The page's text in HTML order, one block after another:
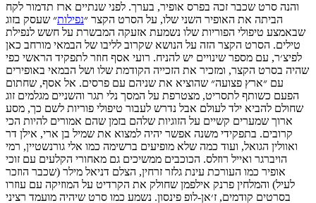
והנה סרט שכבר זכה בפרס אופיר, בערך. לפני שנתיים ארז תדמור לקח
הביתה את האופיר השני שלו, על הסרט הקצר ״נפילות״ שעסק בזוג
שבאמצע טיפולי הפוריות שלו נשמעת אזעקה המבשרת על חשש לנפילת
טילים. הסרט הקצר הזה על הנושא שקרוב לליבו של הבמאי מורחב כאן
לפיצ׳ר, עם מספר שינויים יש להניח. רועי אסף חוזר לתפקיד הראשי כפי
שהיה בסרט הקצר, ומזכיר את הזכייה הקודמת שלו ושל הבמאי באופירים
עם ״ארץ פצועה״ שהוציא את שניהם עם פרסים. אל אסף, שחתום
הפעם כשותף לתסריט, מצטרפת על המסך נלי תגר והשניים מגלמים זוג
שחולם להביא ילד לעולם אבל נדרש לעבור טיפולי פוריות לשם כך, מסע
ארוך שמערים קשיים על הזוגיות שלהם בזמן שהם אמורים להיות הכי
קרובים. בתפקידי משנה אפשר יהיה למצוא את שמיל בן ארי, אילן דר
ואוולין הגואל, ועוד כמה שלא מופיעים ברשימה כמו אלי גורנשטיין, רמי
הויברגר ואייל רוזלס. הכוכבים ממשיכים גם מאחורי הקלעים עם זוכי
אופיר כמו העורכת עינת גלזר זרחין, הצלם דניאל מילר (שכבר הוזכר
לעיל) והמלחין פרנק אילפמן שחולק את הקרדיט על המוזיקה עם עוזרו
בסרטים קודמים, ז׳אן-לופ פינסון. נשמע כמו סרט שיהיה מועמד רציני